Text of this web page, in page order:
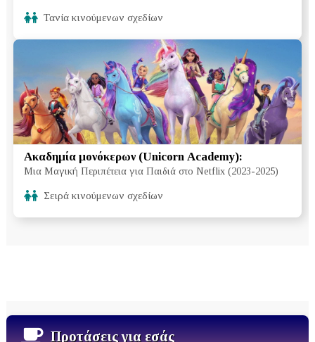
Τανία κινούμενων σχεδίων
Ακαδημία μονόκερων (Unicorn Academy):
Μια Μαγική Περιπέτεια για Παιδιά στο Netflix (2023-2025)
Σειρά κινούμενων σχεδίων
Προτάσεις για εσάς